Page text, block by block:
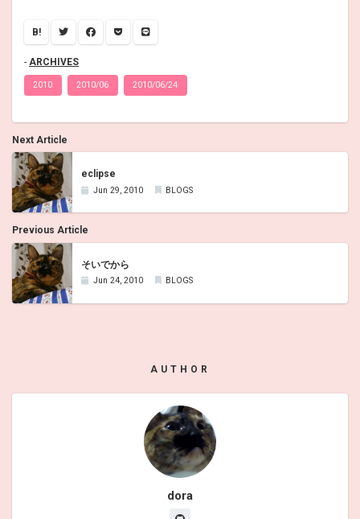
B!
ARCHIVES
2010 2010/06 2010/06/24
Next Article
eclipse
Jun 29, 2010 BLOGS
Previous Article
そいでから
Jun 24, 2010 BLOGS
AUTHOR
dora